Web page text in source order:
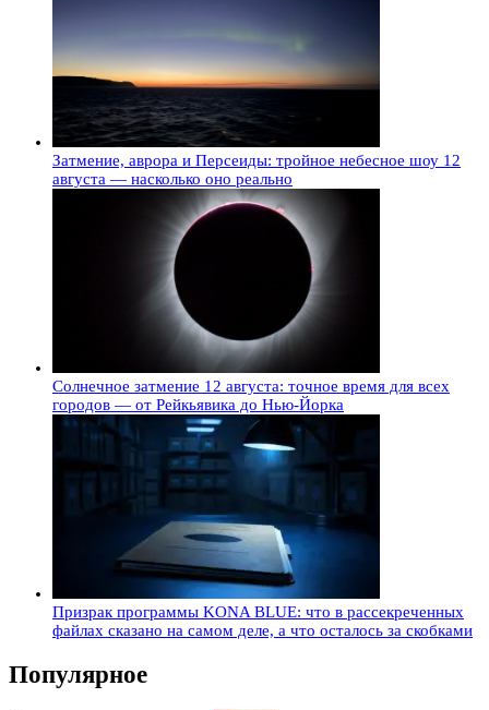
Затмение, аврора и Персеиды: тройное небесное шоу 12
августа — насколько оно реально
Солнечное затмение 12 августа: точное время для всех
городов — от Рейкьявика до Нью-Йорка
Призрак программы KONA BLUE: что в рассекреченных
файлах сказано на самом деле, а что осталось за скобками
Популярное